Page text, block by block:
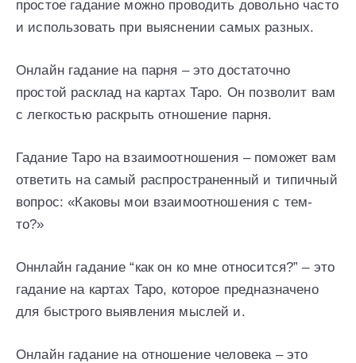
простое гадание можно проводить довольно часто
и использовать при выяснении самых разных.
Онлайн гадание на парня – это достаточно
простой расклад на картах Таро. Он позволит вам
с легкостью раскрыть отношение парня.
Гадание Таро на взаимоотношения – поможет вам
ответить на самый распространенный и типичный
вопрос: «Каковы мои взаимоотношения с тем-
то?»
Оннлайн гадание “как он ко мне относится?” – это
гадание на картах Таро, которое предназначено
для быстрого выявления мыслей и.
Онлайн гадание на отношение человека – это